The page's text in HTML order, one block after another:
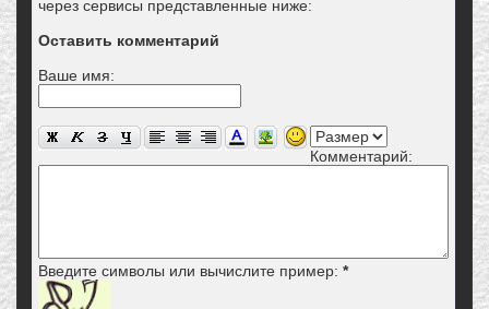
через сервисы представленные ниже:
Оставить комментарий
Ваше имя:
Комментарий:
Введите символы или вычислите пример: *